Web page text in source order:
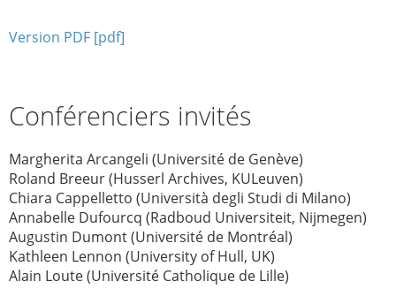
Version PDF
Conférenciers invités
Margherita Arcangeli (Université de Genève)
Roland Breeur (Husserl Archives, KULeuven)
Chiara Cappelletto (Università degli Studi di Milano)
Annabelle Dufourcq (Radboud Universiteit, Nijmegen)
Augustin Dumont (Université de Montréal)
Kathleen Lennon (University of Hull, UK)
Alain Loute (Université Catholique de Lille)